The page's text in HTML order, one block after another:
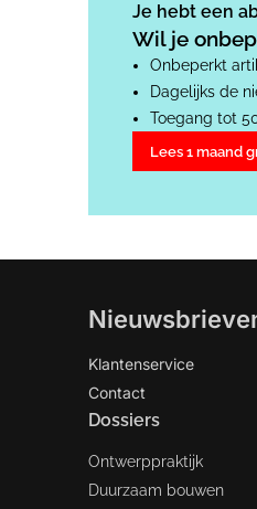
Je hebt een
Wil je
Onbeperkt
Dagelijks de
Toegang tot
Lees 1 maand
Klantenservice
Contact
Dossiers
Ontwerppraktijk
Duurzaam bouwen